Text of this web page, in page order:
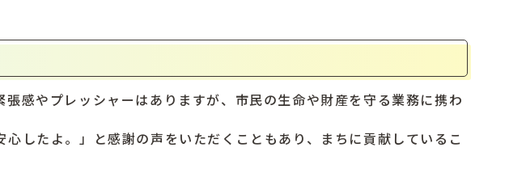
感やプレッシャーはありますが、市民の生命や財産を守る業務に携わ
したよ。」と感謝の声をいただくこともあり、まちに貢献しているこ